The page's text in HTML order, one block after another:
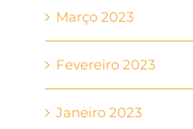
Março 2023
Fevereiro 2023
Janeiro 2023